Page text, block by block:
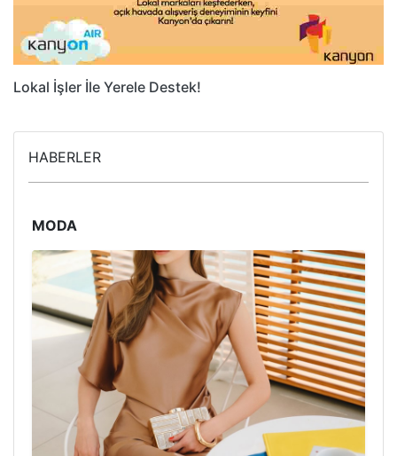
Lokal İşler İle Yerele Destek!
HABERLER
MODA